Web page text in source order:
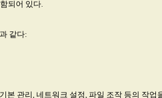
되어 있다.
같다:
본 관리, 네트워크 설정, 파일 조작 등의 작업